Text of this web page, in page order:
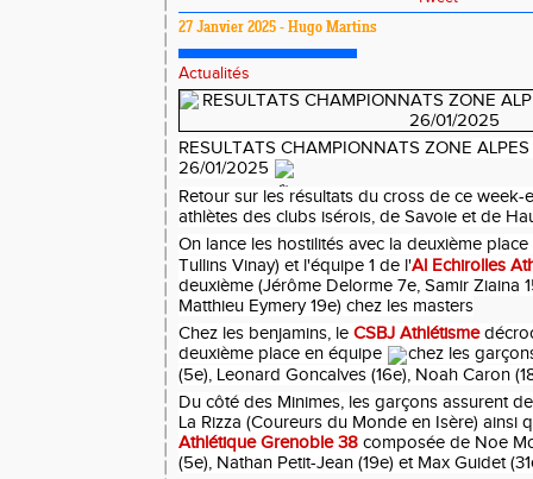
27 Janvier 2025 - Hugo Martins
Actualités
RESULTATS CHAMPIONNATS ZONE ALPES
26/01/2025
Retour sur les résultats du cross de ce week-
athlètes des clubs isérois, de Savoie et de
On lance les hostilités avec la deuxième
Tullins Vinay) et l'équipe 1 de l'Al Echirolles
deuxième (Jérôme Delorme 7e, Samir Ziaina
Matthieu Eymery 19e) chez les masters
Chez les benjamins, le CSBJ Athlétisme
deuxième place en équipe
chez les
(5e), Leonard Goncalves (16e), Noah Caron
Du côté des Minimes, les garçons assurent
La Rizza (Coureurs du Monde en Isère) ainsi
Athlétique Grenoble 38 composée de Noe
(5e), Nathan Petit-Jean (19e) et Max Guidet